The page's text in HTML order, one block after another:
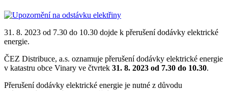
31. 8. 2023 od 7.30 do 10.30 dojde k přerušení dodávky elektrické
energie.
ČEZ Distribuce, a.s. oznamuje přerušení dodávky elektrické energie
v katastru obce Vinary ve čtvrtek 31. 8. 2023 od 7.30 do 10.30.
Přerušení dodávky elektrické energie je nutné z důvodu